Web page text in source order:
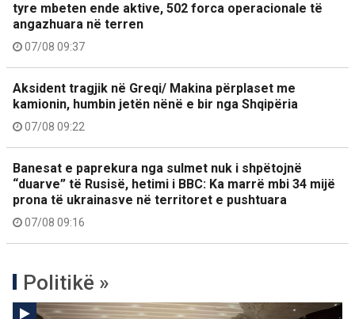
tyre mbeten ende aktive, 502 forca operacionale të
angazhuara në terren
07/08 09:37
Aksident tragjik në Greqi/ Makina përplaset me
kamionin, humbin jetën nënë e bir nga Shqipëria
07/08 09:22
Banesat e paprekura nga sulmet nuk i shpëtojnë
“duarve” të Rusisë, hetimi i BBC: Ka marrë mbi 34 mijë
prona të ukrainasve në territoret e pushtuara
07/08 09:16
Politikë »